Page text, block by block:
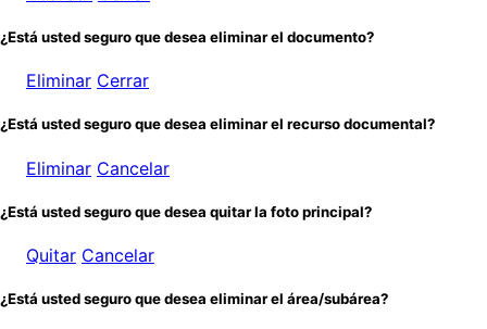
¿Está usted seguro que desea eliminar el documento?
Eliminar Cerrar
¿Está usted seguro que desea eliminar el recurso documental?
Eliminar Cancelar
¿Está usted seguro que desea quitar la foto principal?
Quitar Cancelar
¿Está usted seguro que desea eliminar el área/subárea?